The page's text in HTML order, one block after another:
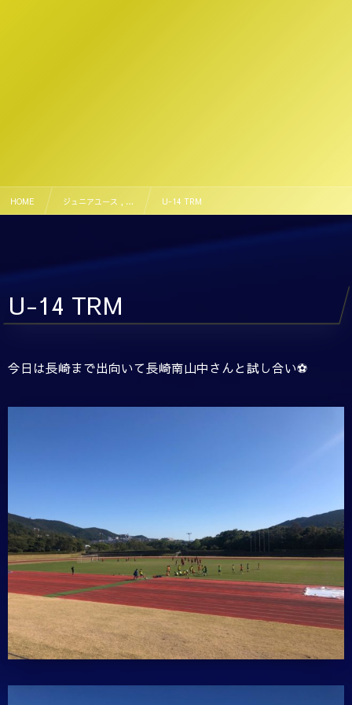
HOME ジュニアユース , … U-14 TRM
U-14 TRM
今日は長崎まで出向いて長崎南山中さんと試し合い⚽️